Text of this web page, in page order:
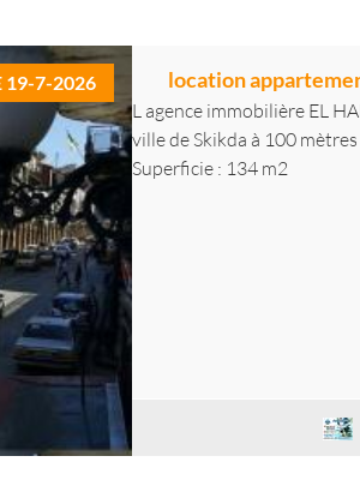
19-7-2026 location
L agence immobilière EL
ville de Skikda à 100
Superficie : 134 m2